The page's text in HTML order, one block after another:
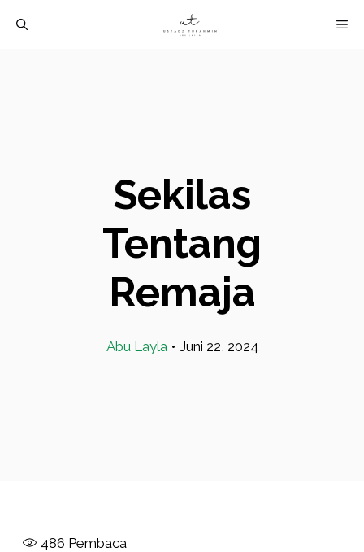
Sekilas
Tentang
Remaja
Abu Layla • Juni 22, 2024
486 Pembaca